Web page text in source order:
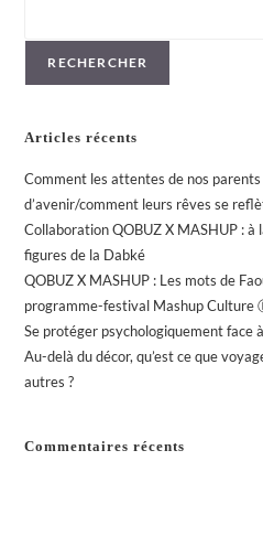
RECHERCHER
Articles récents
Comment les attentes de nos
d’avenir/comment leurs rêves se
Collaboration QOBUZ X MASHUP : à
figures de la Dabké
QOBUZ X MASHUP : Les mots de
programme-festival Mashup Culture
Se protéger psychologiquement face
Au-delà du décor, qu’est ce que
autres ?
Commentaires récents